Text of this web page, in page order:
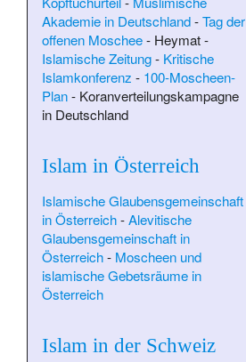
Akademie in Deutschland-Tag der
offenen Moschee- Heymat-
Islamische Zeitung- Kritische
Islamkonferenz - 100-Moscheen-
Plan- Koranverteilungskampagne
in Deutschland
Islam in Österreich
Islamische Glaubensgemeinschaft
in Österreich-Alevitische
Glaubensgemeinschaft in
Österreich- Moscheen und
islamische Gebetsräume in
Österreich
Islam in der Schweiz